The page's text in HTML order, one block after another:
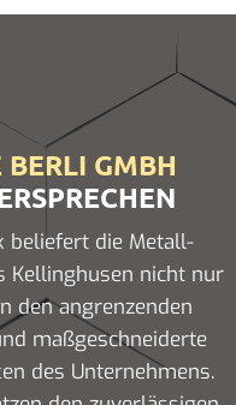
GMBH
beliefert die Metall-
Kellinghusen nicht nur
den angrenzenden
maßgeschneiderte
des Unternehmens.